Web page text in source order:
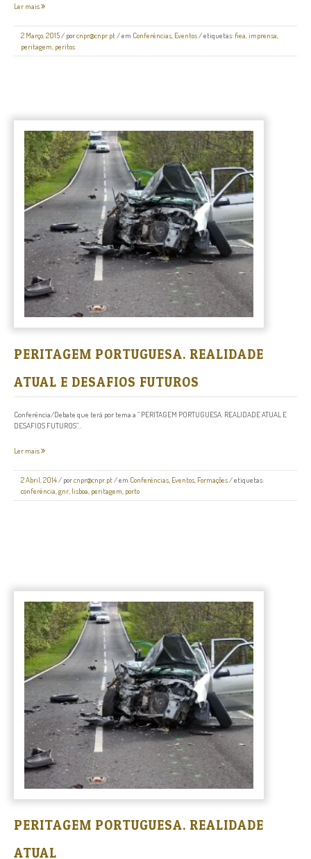
Ler mais
2 Março, 2015/ porcnpr@cnpr.pt/ em Conferências, Eventos/ etiquetas: fiea,imprensa,
peritagem, peritos
PERITAGEM PORTUGUESA. REALIDADE
ATUAL E DESAFIOS FUTUROS
Conferência/Debate que terá por tema a “ PERITAGEM PORTUGUESA. REALIDADE ATUAL E
DESAFIOS FUTUROS”...
Ler mais
2 Abril, 2014/ porcnpr@cnpr.pt/ em Conferências, Eventos, Formações/ etiquetas:
conferência,gnr, lisboa, peritagem, porto
PERITAGEM PORTUGUESA. REALIDADE
ATUAL